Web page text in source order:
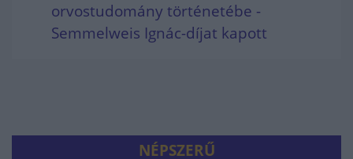
orvostudomány történetébe -
Semmelweis Ignác-díjat kapott
NÉPSZERŰ